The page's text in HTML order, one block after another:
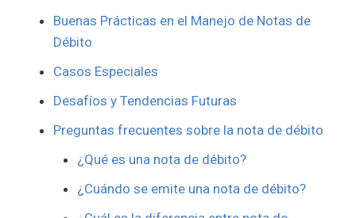
Buenas Prácticas en el Manejo de Notas de
Débito
Casos Especiales
Desafíos y Tendencias Futuras
Preguntas frecuentes sobre la nota de débito
¿Qué es una nota de débito?
¿Cuándo se emite una nota de débito?